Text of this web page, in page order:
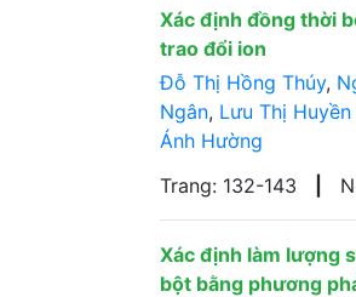
Xác định đồng thời
trao đổi ion
Đỗ Thị Hồng Thúy,
Ngân, Lưu Thị Huyền
Ánh Hường
Trang: 132-143
Xác định làm lượng
bột bằng phương